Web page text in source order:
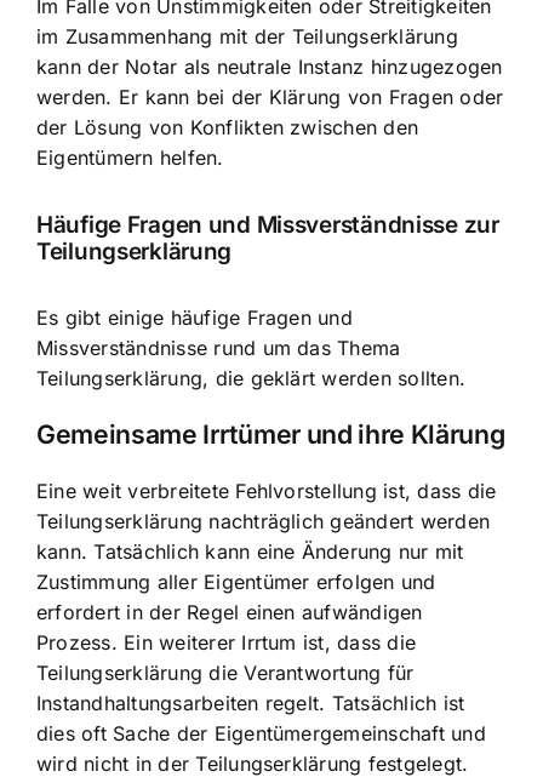
Im Falle von Unstimmigkeiten oder Streitigkeiten
im Zusammenhang mit der Teilungserklärung
kann der Notar als neutrale Instanz hinzugezogen
werden. Er kann bei der Klärung von Fragen oder
der Lösung von Konflikten zwischen den
Eigentümern helfen.
Häufige Fragen und Missverständnisse zur
Teilungserklärung
Es gibt einige häufige Fragen und
Missverständnisse rund um das Thema
Teilungserklärung, die geklärt werden sollten.
Gemeinsame Irrtümer und ihre Klärung
Eine weit verbreitete Fehlvorstellung ist, dass die
Teilungserklärung nachträglich geändert werden
kann. Tatsächlich kann eine Änderung nur mit
Zustimmung aller Eigentümer erfolgen und
erfordert in der Regel einen aufwändigen
Prozess. Ein weiterer Irrtum ist, dass die
Teilungserklärung die Verantwortung für
Instandhaltungsarbeiten regelt. Tatsächlich ist
dies oft Sache der Eigentümergemeinschaft und
wird nicht in der Teilungserklärung festgelegt.